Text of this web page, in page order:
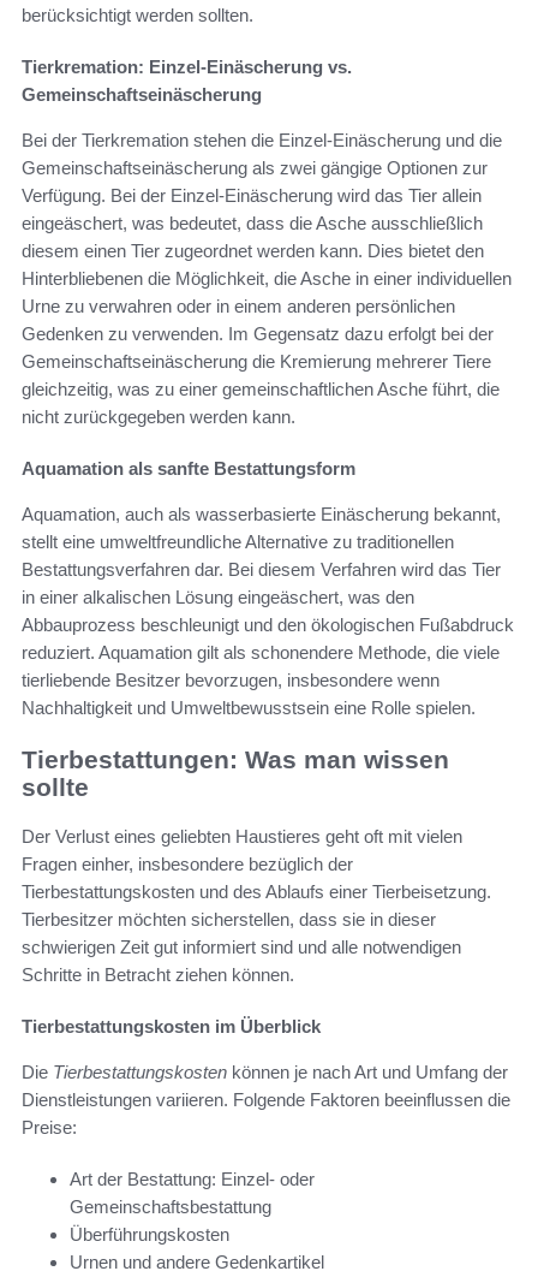
berücksichtigt werden sollten.
Tierkremation: Einzel-Einäscherung vs.
Gemeinschaftseinäscherung
Bei der Tierkremation stehen die Einzel-Einäscherung und die
Gemeinschaftseinäscherung als zwei gängige Optionen zur
Verfügung. Bei der Einzel-Einäscherung wird das Tier allein
eingeäschert, was bedeutet, dass die Asche ausschließlich
diesem einen Tier zugeordnet werden kann. Dies bietet den
Hinterbliebenen die Möglichkeit, die Asche in einer individuellen
Urne zu verwahren oder in einem anderen persönlichen
Gedenken zu verwenden. Im Gegensatz dazu erfolgt bei der
Gemeinschaftseinäscherung die Kremierung mehrerer Tiere
gleichzeitig, was zu einer gemeinschaftlichen Asche führt, die
nicht zurückgegeben werden kann.
Aquamation als sanfte Bestattungsform
Aquamation, auch als wasserbasierte Einäscherung bekannt,
stellt eine umweltfreundliche Alternative zu traditionellen
Bestattungsverfahren dar. Bei diesem Verfahren wird das Tier
in einer alkalischen Lösung eingeäschert, was den
Abbauprozess beschleunigt und den ökologischen Fußabdruck
reduziert. Aquamation gilt als schonendere Methode, die viele
tierliebende Besitzer bevorzugen, insbesondere wenn
Nachhaltigkeit und Umweltbewusstsein eine Rolle spielen.
Tierbestattungen: Was man wissen
sollte
Der Verlust eines geliebten Haustieres geht oft mit vielen
Fragen einher, insbesondere bezüglich der
Tierbestattungskosten und des Ablaufs einer Tierbeisetzung.
Tierbesitzer möchten sicherstellen, dass sie in dieser
schwierigen Zeit gut informiert sind und alle notwendigen
Schritte in Betracht ziehen können.
Tierbestattungskosten im Überblick
Die Tierbestattungskosten können je nach Art und Umfang der
Dienstleistungen variieren. Folgende Faktoren beeinflussen die
Preise:
Art der Bestattung: Einzel- oder
Gemeinschaftsbestattung
Überführungskosten
Urnen und andere Gedenkartikel